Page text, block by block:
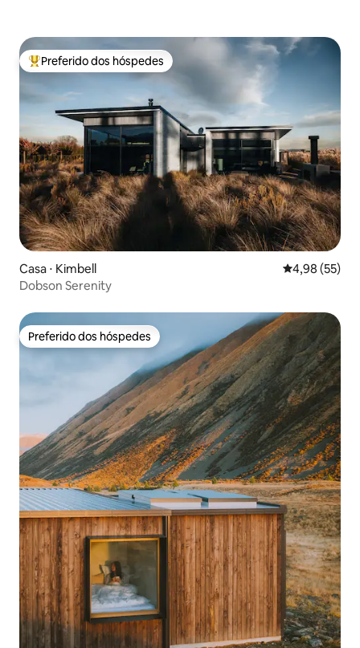
Entre os melhores preferidos dos hóspedes
Preferido dos hóspedes
Casa ⋅ Kimbell 4,98 de uma
4,98 (55)
Dobson Serenity
Preferido dos hóspedes
Preferido dos hóspedes